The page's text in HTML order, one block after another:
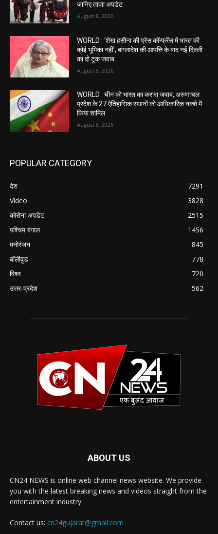
जानिए ताजा अपडेट
August 8, 2026
WORLD : ‘शेख हसीना की प्रेस कॉन्फ्रेंस में भारत की
कोई भूमिका नहीं’, बांग्लादेश की आपत्ति के बाद नई दिल्ली
का दो टूक जवाब
August 8, 2026
WORLD : चीन को भारत का करारा जवाब, अरुणाचल
प्रदेश के 27 ऐतिहासिक स्थानों को आधिकारिक नक्शे में
किया शामिल
August 8, 2026
POPULAR CATEGORY
देश
7291
Video
3828
कोरोना अपडेट
2515
पश्चिम बंगाल
1456
मनोरंजन
845
बॉलीवुड
778
विश्व
720
उत्तर-प्रदेश
562
ABOUT US
CN24 NEWS is online web channel news website. We provide
you with the latest breaking news and videos straight from the
entertainment industry.
Contact us: cn24gujarat@gmail.com